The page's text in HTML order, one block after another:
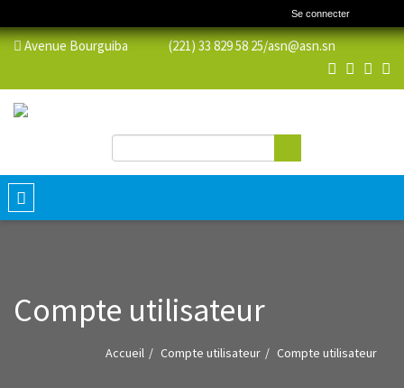
Se connecter
Avenue Bourguiba (221) 33 829 58 25/asn@asn.sn
Formulaire de recherche
Toggle
navigation
Compte utilisateur
Accueil Compte utilisateur Compte utilisateur